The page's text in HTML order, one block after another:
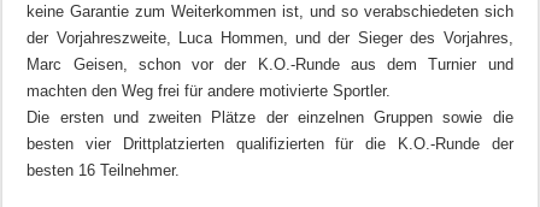
keine Garantie zum Weiterkommen ist, und so verabschiedeten sich
der Vorjahreszweite, Luca Hommen, und der Sieger des Vorjahres,
Marc Geisen, schon vor der K.O.-Runde aus dem Turnier und
machten den Weg frei für andere motivierte Sportler.
Die ersten und zweiten Plätze der einzelnen Gruppen sowie die
besten vier Drittplatzierten qualifizierten für die K.O.-Runde der
besten 16 Teilnehmer.